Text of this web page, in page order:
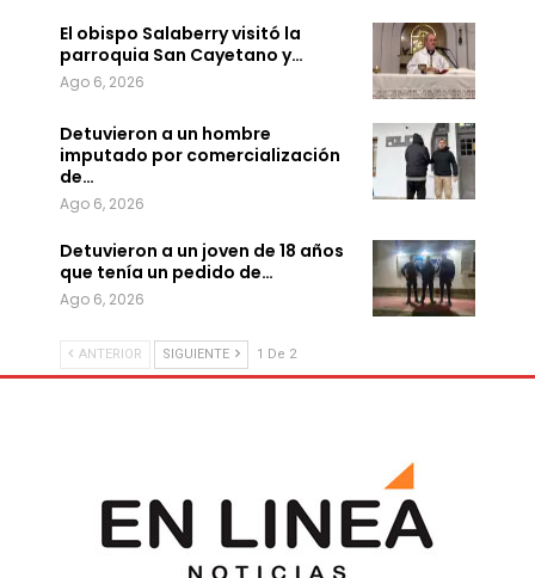
El obispo Salaberry visitó la
parroquia San Cayetano y…
Ago 6, 2026
Detuvieron a un hombre
imputado por comercialización
de…
Ago 6, 2026
Detuvieron a un joven de 18 años
que tenía un pedido de…
Ago 6, 2026
ANTERIOR SIGUIENTE 1 De 2